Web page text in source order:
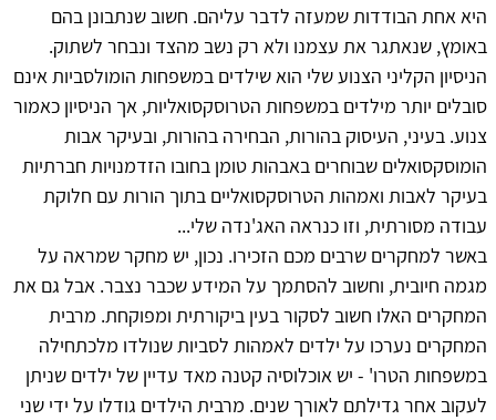
היא אחת הבודדות שמעזה לדבר עליהם. חשוב שנתבונן בהם
באומץ, שנאתגר את עצמנו ולא רק נשב מהצד ונבחר לשתוק.
הניסיון הקליני הצנוע שלי הוא שילדים במשפחות הומולסביות אינם
סובלים יותר מילדים במשפחות הטרוסקסואליות, אך הניסיון כאמור
צנוע. בעיני, העיסוק בהורות, הבחירה בהורות, ובעיקר אבות
הומוסקסואלים שבוחרים באבהות טומן בחובו הזדמנויות חברתיות
בעיקר לאבות ואמהות הטרוסקסואליים בתוך הורות עם חלוקת
עבודה מסורתית, וזו כנראה האג'נדה שלי...
באשר למחקרים שרבים מכם הזכירו. נכון, יש מחקר שמראה על
מגמה חיובית, וחשוב להסתמך על המידע שכבר נצבר. אבל גם את
המחקרים האלו חשוב לסקור בעין ביקורתית ומפוקחת. מרבית
המחקרים נערכו על ילדים לאמהות לסביות שנולדו מלכתחילה
במשפחות הטרו' - יש אוכלוסיה קטנה מאד עדיין של ילדים שניתן
לעקוב אחר גדילתם לאורך שנים. מרבית הילדים גודלו על ידי שני